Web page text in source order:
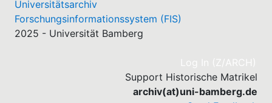
Universitätsarchiv
Forschungsinformationssystem (FIS)
2025 - Universität Bamberg
Log In (Z/ARCH)
Support Historische Matrikel
archiv(at)uni-bamberg.de